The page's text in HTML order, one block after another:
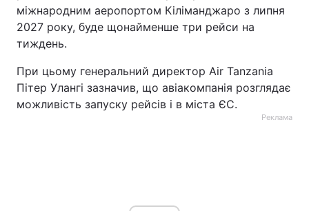
міжнародним аеропортом Кіліманджаро з липня
2027 року, буде щонайменше три рейси на
тиждень.
При цьому генеральний директор Air Tanzania
Пітер Улангі зазначив, що авіакомпанія розглядає
можливість запуску рейсів і в міста ЄС.
Реклама